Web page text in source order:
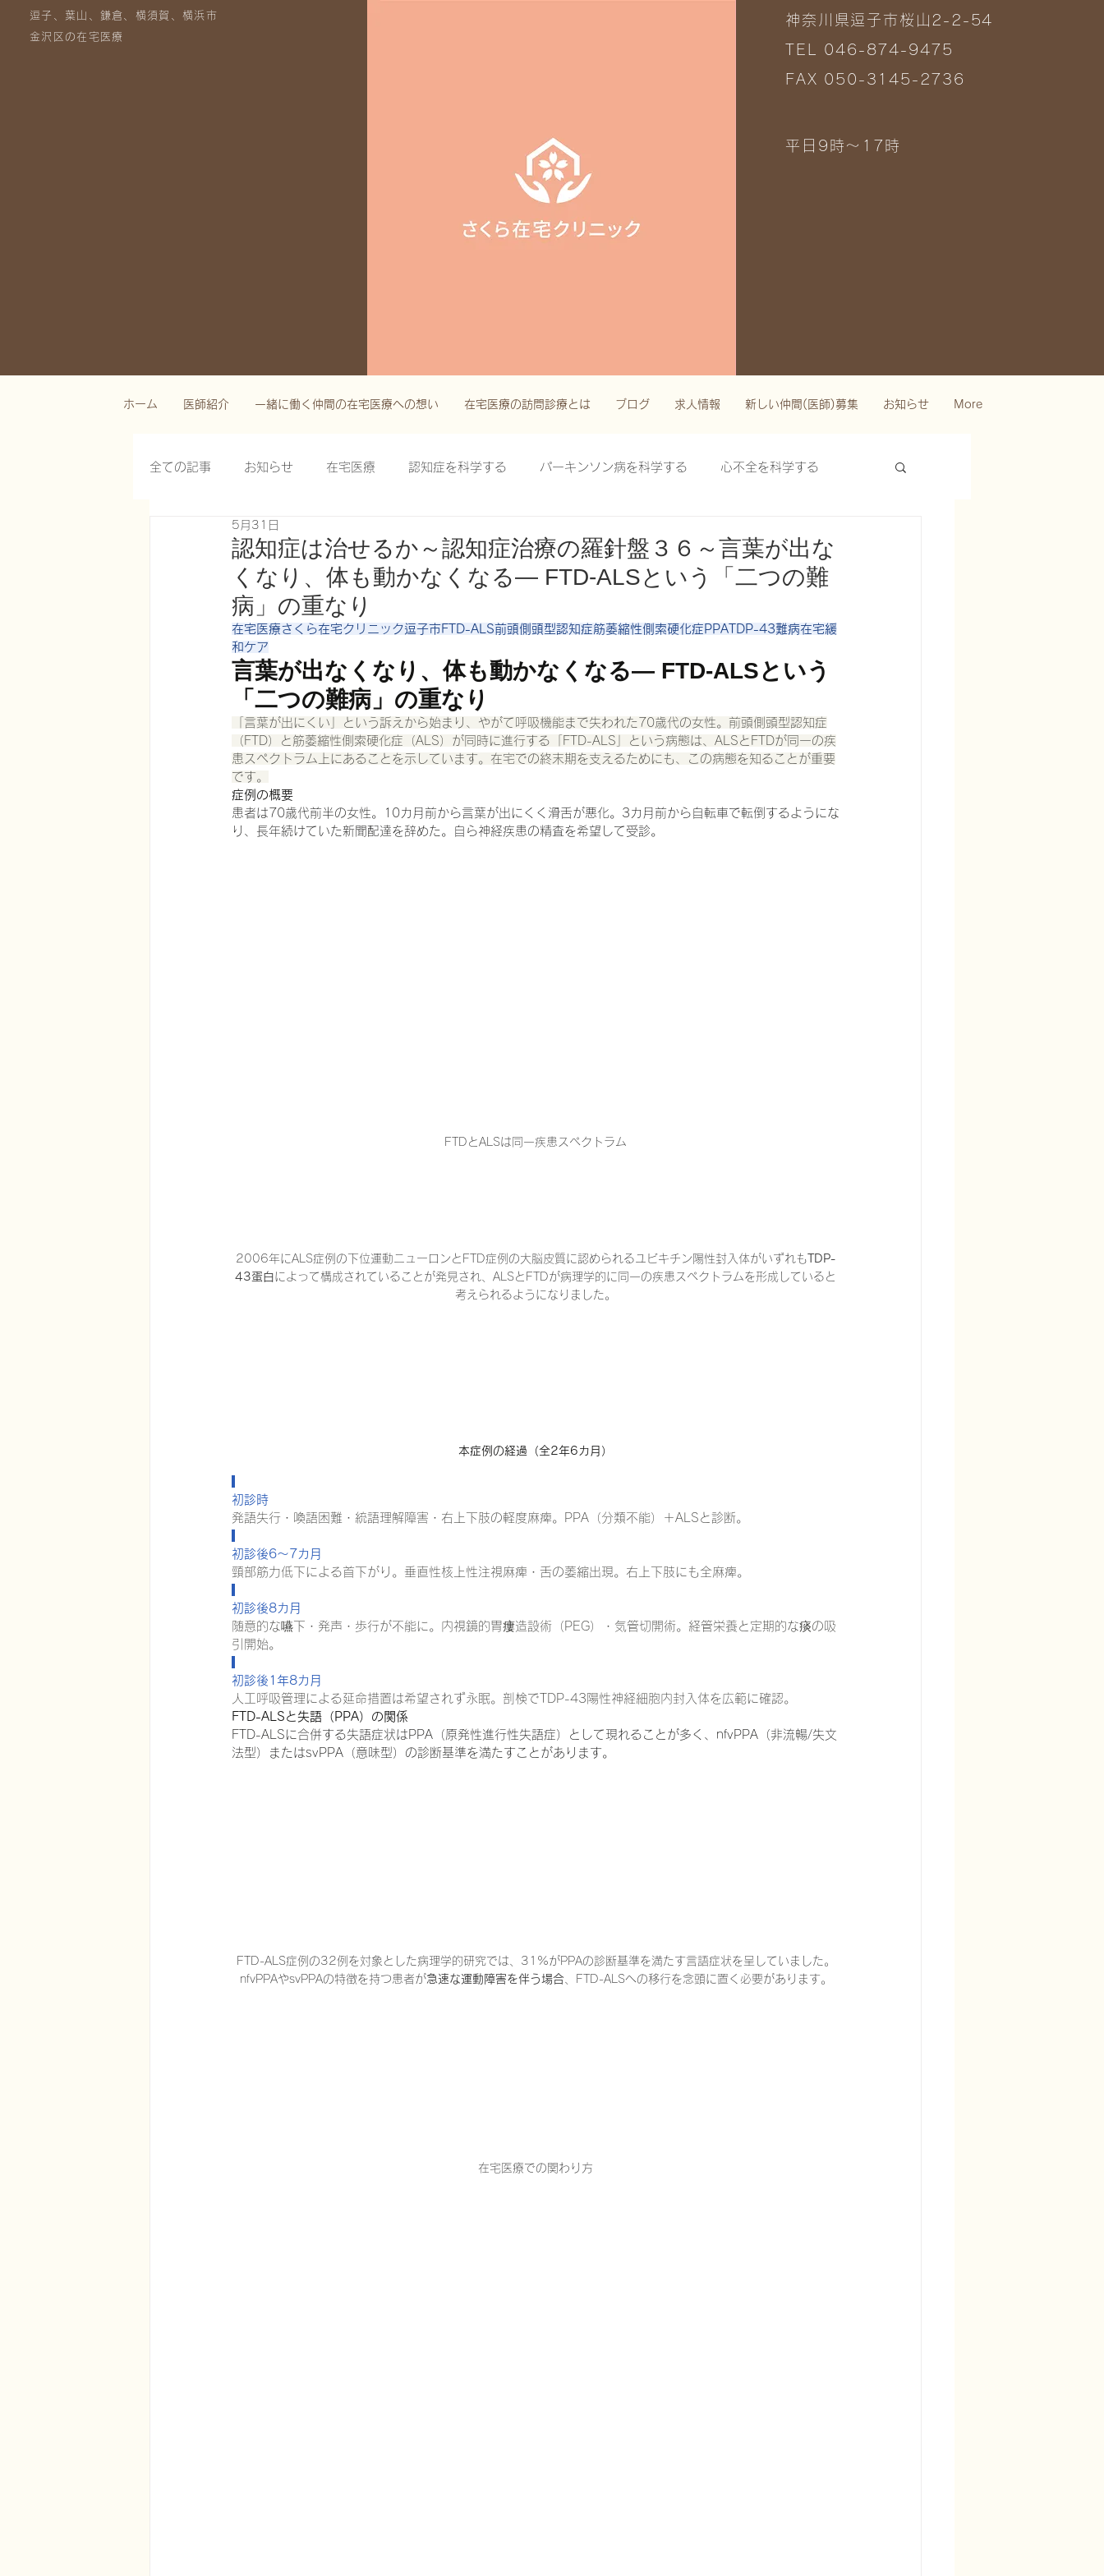
逗子、葉山、鎌倉、横須賀、横浜市
金沢区の在宅医療
神奈川県逗子市桜山2-2-54
TEL 046-874-9475
FAX 050-3145-2736
平日9時～17時
ホーム 医師紹介 一緒に働く仲間の在宅医療への想い 在宅医療の訪問診療とは ブログ 求人情報 新しい仲間(医師)募集 お知らせ More
全ての記事 お知らせ 在宅医療 認知症を科学する パーキンソン病を科学する 心不全を科学する
栄養管理を科学する
がん緩和ケア医療を科学する
慢性難治性疼痛に対する脊髄刺激療法を科学する 脊髄刺激療法を科学する ハイドロリリースを科学する
在宅医療におけるエコーを科学する 創傷ケア(スキン テア、褥瘡、下肢潰瘍)を科学する
在宅医療における認知症治療
認知症は治せるか～認知症治療の羅針盤３６～言葉が出な
くなり、体も動かなくなる— FTD-ALSという「二つの難
病」の重なり
5月31日
在宅医療さくら在宅クリニック逗子市FTD-ALS前頭側頭型認知症筋萎縮性側索硬化症PPATDP-43難病在宅緩
和ケア
言葉が出なくなり、体も動かなくなる— FTD-ALSという
「二つの難病」の重なり
「言葉が出にくい」という訴えから始まり、やがて呼吸機能まで失われた70歳代の女性。前頭側頭型認知症
（FTD）と筋萎縮性側索硬化症（ALS）が同時に進行する「FTD-ALS」という病態は、ALSとFTDが同一の疾
患スペクトラム上にあることを示しています。在宅での終末期を支えるためにも、この病態を知ることが重要
です。
症例の概要
患者は70歳代前半の女性。10カ月前から言葉が出にくく滑舌が悪化。3カ月前から自転車で転倒するようにな
り、長年続けていた新聞配達を辞めた。自ら神経疾患の精査を希望して受診。
FTDとALSは同一疾患スペクトラム
2006年にALS症例の下位運動ニューロンとFTD症例の大脳皮質に認められるユビキチン陽性封入体がいずれも TDP-
43蛋白によって構成されていることが発見され、ALSとFTDが病理学的に同一の疾患スペクトラムを形成していると
考えられるようになりました。
本症例の経過（全2年6カ月）
初診時
発語失行・喚語困難・統語理解障害・右上下肢の軽度麻痺。PPA（分類不能）＋ALSと診断。
初診後6〜7カ月
頸部筋力低下による首下がり。垂直性核上性注視麻痺・舌の萎縮出現。右上下肢にも全麻痺。
初診後8カ月
随意的な嚥下・発声・歩行が不能に。内視鏡的胃瘻造設術（PEG）・気管切開術。経管栄養と定期的な痰の吸
引開始。
初診後1年8カ月
人工呼吸管理による延命措置は希望されず永眠。剖検でTDP-43陽性神経細胞内封入体を広範に確認。
FTD-ALSと失語（PPA）の関係
FTD-ALSに合併する失語症状はPPA（原発性進行性失語症）として現れることが多く、nfvPPA（非流暢/失文
法型）またはsvPPA（意味型）の診断基準を満たすことがあります。
FTD-ALS症例の32例を対象とした病理学的研究では、31%がPPAの診断基準を満たす言語症状を呈していました。
nfvPPAやsvPPAの特徴を持つ患者が急速な運動障害を伴う場合 、FTD-ALSへの移行を念頭に置く必要があります。
在宅医療での関わり方